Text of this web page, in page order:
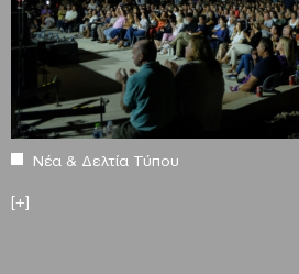
Νέα & Δελτία Τύπου
[+]